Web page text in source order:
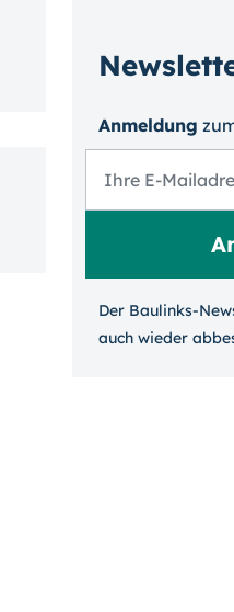
Anmeldung
Der Baulinks-
auch wieder